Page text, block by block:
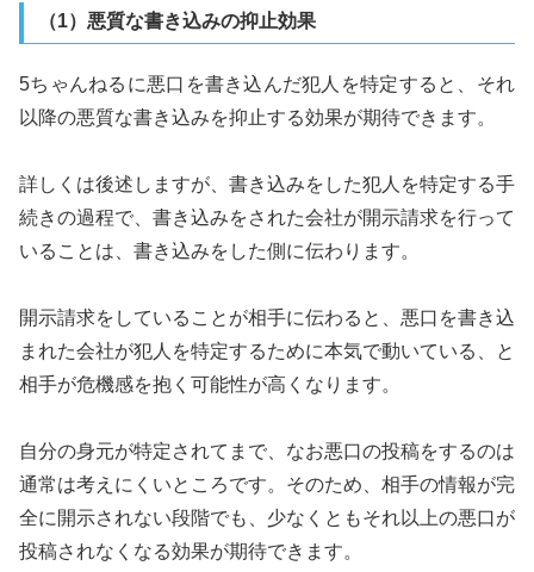
（1）悪質な書き込みの抑止効果
5ちゃんねるに悪口を書き込んだ犯人を特定すると、それ
以降の悪質な書き込みを抑止する効果が期待できます。
詳しくは後述しますが、書き込みをした犯人を特定する手
続きの過程で、書き込みをされた会社が開示請求を行って
いることは、書き込みをした側に伝わります。
開示請求をしていることが相手に伝わると、悪口を書き込
まれた会社が犯人を特定するために本気で動いている、と
相手が危機感を抱く可能性が高くなります。
自分の身元が特定されてまで、なお悪口の投稿をするのは
通常は考えにくいところです。そのため、相手の情報が完
全に開示されない段階でも、少なくともそれ以上の悪口が
投稿されなくなる効果が期待できます。